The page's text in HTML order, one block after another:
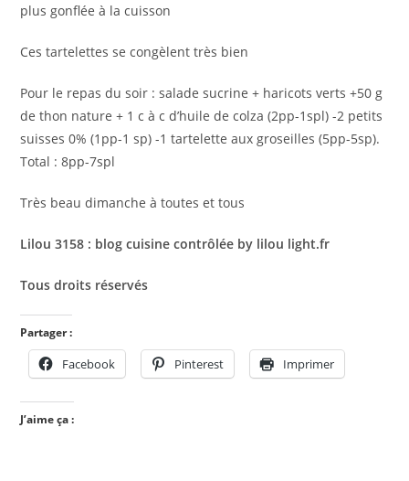
plus gonflée à la cuisson
Ces tartelettes se congèlent très bien
Pour le repas du soir : salade sucrine + haricots verts +50 g
de thon nature + 1 c à c d’huile de colza (2pp-1spl) -2 petits
suisses 0% (1pp-1 sp) -1 tartelette aux groseilles (5pp-5sp).
Total : 8pp-7spl
Très beau dimanche à toutes et tous
Lilou 3158 : blog cuisine contrôlée by lilou light.fr
Tous droits réservés
Partager :
Facebook Pinterest Imprimer
J’aime ça :